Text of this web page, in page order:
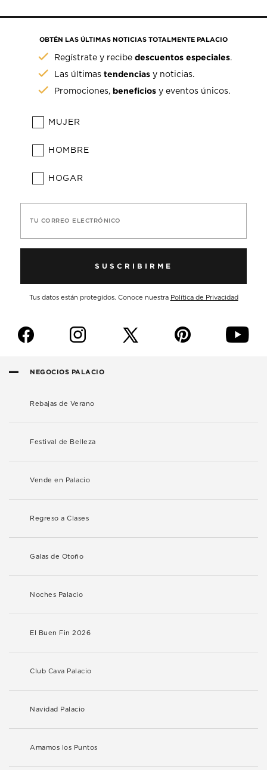
OBTÉN LAS ÚLTIMAS NOTICIAS TOTALMENTE PALACIO
Regístrate y recibedescuentos especiales.
Las últimastendencias y noticias.
Promociones, beneficios y eventos únicos.
MUJER
HOMBRE
HOGAR
TU CORREO ELECTRÓNICO
SUSCRIBIRME
Tus datos están protegidos. Conoce nuestra Política de Privacidad
f i p y
NEGOCIOS PALACIO
Rebajas de Verano
Festival de Belleza
Vende en Palacio
Regreso a Clases
Galas de Otoño
Noches Palacio
El Buen Fin 2026
Club Cava Palacio
Navidad Palacio
Amamos los Puntos